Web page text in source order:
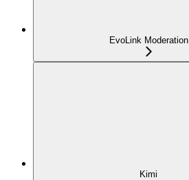
EvoLink Moderation
Kimi